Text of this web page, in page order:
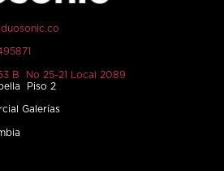
B No 25-21 Local 2089
Piso 2
Galerías